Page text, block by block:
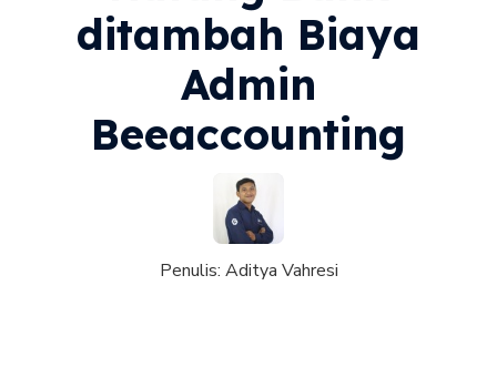
ditambah Biaya
Admin
Beeaccounting
Penulis: Aditya Vahresi